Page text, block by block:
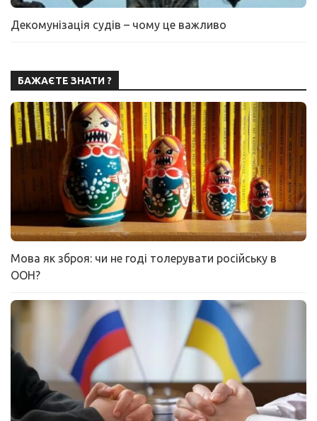
Декомунізація судів – чому це важливо
БАЖАЄТЕ ЗНАТИ ?
Мова як зброя: чи не годі толерувати російську в
ООН?